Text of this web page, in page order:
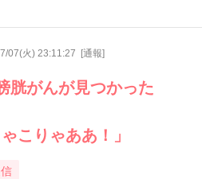
07(火) 23:11:27 [通報]
胱がんが見つかった
ゃこりゃああ！」